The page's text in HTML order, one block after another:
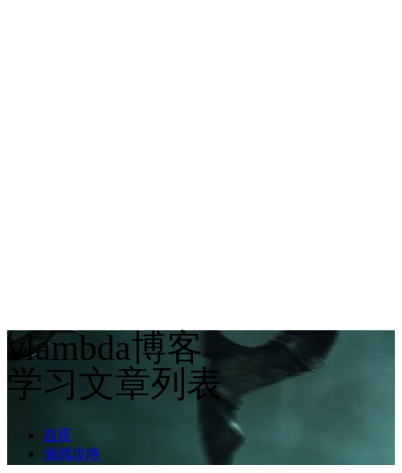
vlambda博客
学习文章列表
首页
游戏攻略